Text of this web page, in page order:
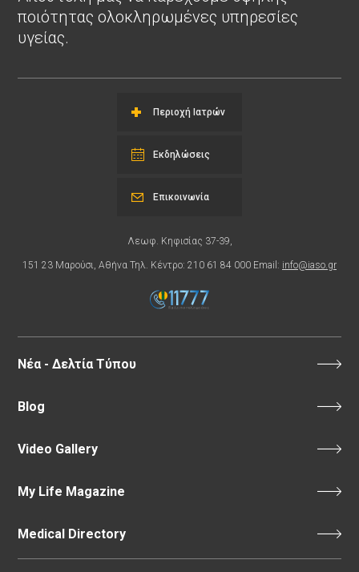
ποιότητας ολοκληρωμένες υπηρεσίες
υγείας.
Περιοχή Ιατρών
Εκδηλώσεις
Λεωφ. Κηφισίας 37-39,
151 23 Μαρούσι, Αθήνα Τηλ. Κέντρο: 210 61 84 000 Email: info@iaso.gr
Επικοινωνία
Νέα - Δελτία Τύπου
Blog
Video Gallery
My Life Magazine
Medical Directory